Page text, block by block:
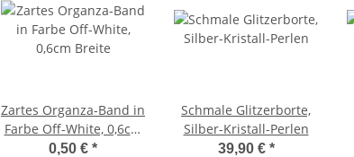
Zartes Organza-Band in
Farbe Off-White, 0,6cm
Breite
0,50 € *
Schmale Glitzerborte,
Silber-Kristall-Perlen
39,90 € *